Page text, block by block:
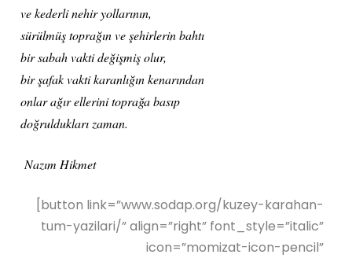
ve kederli nehir yollarının,
sürülmüş toprağın ve şehirlerin bahtı
bir sabah vakti değişmiş olur,
bir şafak vakti karanlığın kenarından
onlar ağır ellerini toprağa basıp
doğruldukları zaman.
Nazım Hikmet
[button link=”www.sodap.org/kuzey-karahan-
tum-yazilari/” align=”right” font_style=”italic”
icon=”momizat-icon-pencil”